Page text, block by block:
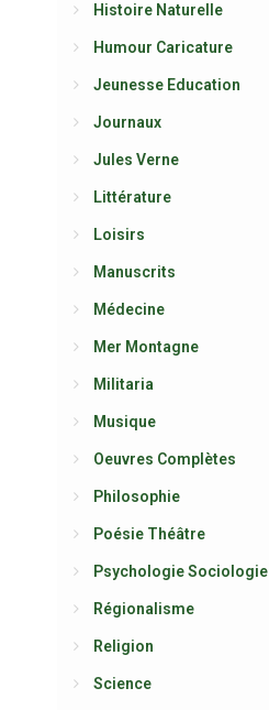
Histoire Naturelle
Humour Caricature
Jeunesse Education
Journaux
Jules Verne
Littérature
Loisirs
Manuscrits
Médecine
Mer Montagne
Militaria
Musique
Oeuvres Complètes
Philosophie
Poésie Théâtre
Psychologie Sociologie
Régionalisme
Religion
Science